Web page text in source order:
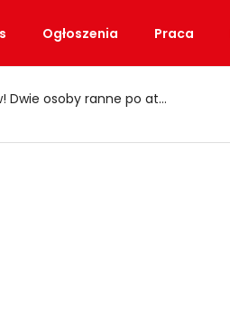
Ogłoszenia Praca
ranne po ataku nożem